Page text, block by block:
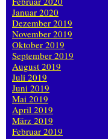
Januar 2020
Dezember 2019
November 2019
Oktober 2019
September 2019
August 2019
Juli 2019
Juni 2019
Mai 2019
April 2019
März 2019
Februar 2019